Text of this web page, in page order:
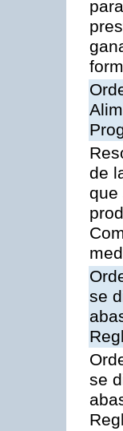
de
que
se
se